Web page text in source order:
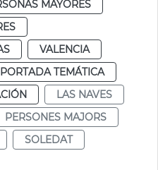
MAYORES
VALENCIA
TEMÁTICA
LAS NAVES
PERSONES MAJORS
SOLEDAT